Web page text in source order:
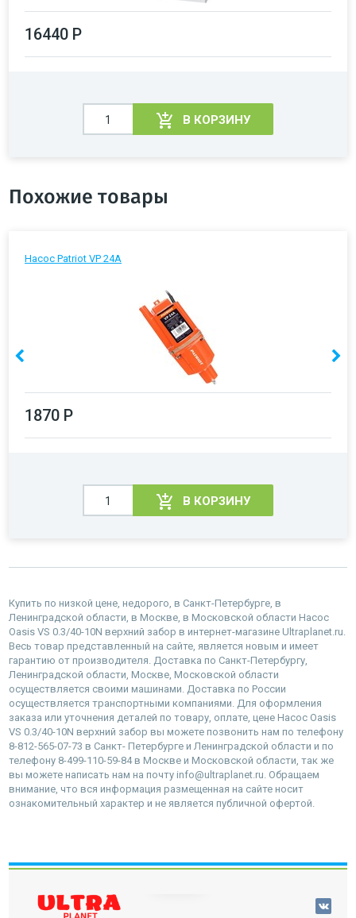
16440 Р
В КОРЗИНУ
Похожие товары
Насос Patriot VP 24А
1870 Р
В КОРЗИНУ
Купить по низкой цене, недорого, в Санкт-Петербурге, в
Ленинградской области, в Москве, в Московской области Насос
Oasis VS 0.3/40-10N верхний забор в интернет-магазине Ultraplanet.ru.
Весь товар представленный на сайте, является новым и имеет
гарантию от производителя. Доставка по Санкт-Петербургу,
Ленинградской области, Москве, Московской области
осуществляется своими машинами. Доставка по России
осуществляется транспортными компаниями. Для оформления
заказа или уточнения деталей по товару, оплате, цене Насос Oasis
VS 0.3/40-10N верхний забор вы можете позвонить нам по телефону
8-812-565-07-73 в Санкт- Петербурге и Ленинградской области и по
телефону 8-499-110-59-84 в Москве и Московской области, так же
вы можете написать нам на почту info@ultraplanet.ru. Обращаем
внимание, что вся информация размещенная на сайте носит
ознакомительный характер и не является публичной офертой.
наверх